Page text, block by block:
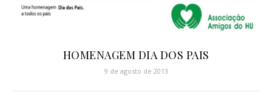
HOMENAGEM DIA DOS PAIS
9 de agosto de 2013